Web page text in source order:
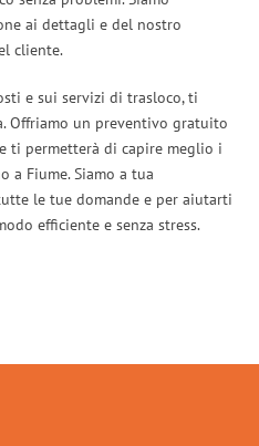
ai dettagli e del nostro
cliente.
e sui servizi di trasloco, ti
Offriamo un preventivo gratuito
ti permetterà di capire meglio i
a Fiume. Siamo a tua
le tue domande e per aiutarti
efficiente e senza stress.